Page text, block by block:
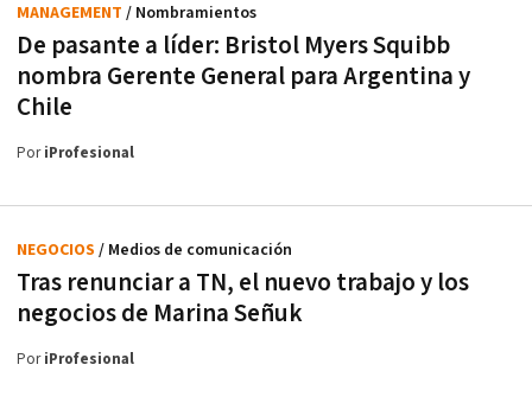
De pasante a líder: Bristol Myers Squibb
nombra Gerente General para Argentina y
Chile
MANAGEMENT / Nombramientos
PoriProfesional
Tras renunciar a TN, el nuevo trabajo y los
negocios de Marina Señuk
NEGOCIOS / Medios de comunicación
PoriProfesional